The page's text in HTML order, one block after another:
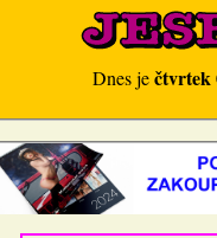
Dnes ječtvrtek